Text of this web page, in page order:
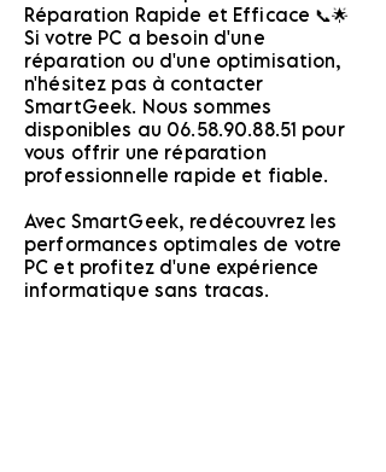
Réparation Rapide et Efficace 📞🌟
Si votre PC a besoin d'une
réparation ou d'une optimisation,
n'hésitez pas à contacter
SmartGeek. Nous sommes
disponibles au 06.58.90.88.51 pour
vous offrir une réparation
professionnelle rapide et fiable.
Avec SmartGeek, redécouvrez les
performances optimales de votre
PC et profitez d'une expérience
informatique sans tracas.